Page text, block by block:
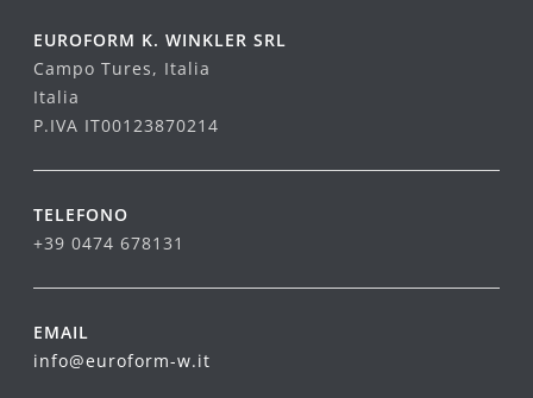
EUROFORM K. WINKLER SRL
Campo Tures, Italia
Italia
P.IVA IT00123870214
TELEFONO
+39 0474 678131
EMAIL
info@euroform-w.it